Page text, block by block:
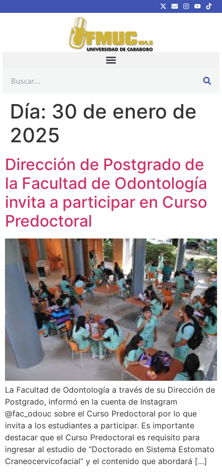
Día: 30 de enero de
2025
Dirección de Postgrado de
la Facultad de Odontología
invita a participar en Curso
Predoctoral
La Facultad de Odontología a través de su Dirección de
Postgrado, informó en la cuenta de Instagram
@fac_odouc sobre el Curso Predoctoral por lo que
invita a los estudiantes a participar. Es importante
destacar que el Curso Predoctoral es requisito para
ingresar al estudio de “Doctorado en Sistema Estomato
Craneocervicofacial” y el contenido que abordará […]